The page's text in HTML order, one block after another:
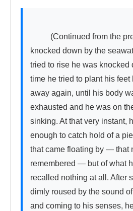
knocked down by the
tried to rise he was knocked
time he tried to plant his feet
away again, until his body
exhausted and he was on
sinking. At that very instant,
enough to catch hold of a
that came floating by — that
remembered — but of what
recalled nothing at all. After
dimly roused by the sound
and coming to his senses,